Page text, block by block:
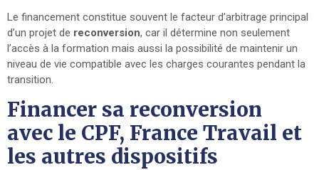
Le financement constitue souvent le facteur d’arbitrage principal
d’un projet de reconversion, car il détermine non seulement
l’accès à la formation mais aussi la possibilité de maintenir un
niveau de vie compatible avec les charges courantes pendant la
transition.
Financer sa reconversion
avec le CPF, France Travail et
les autres dispositifs